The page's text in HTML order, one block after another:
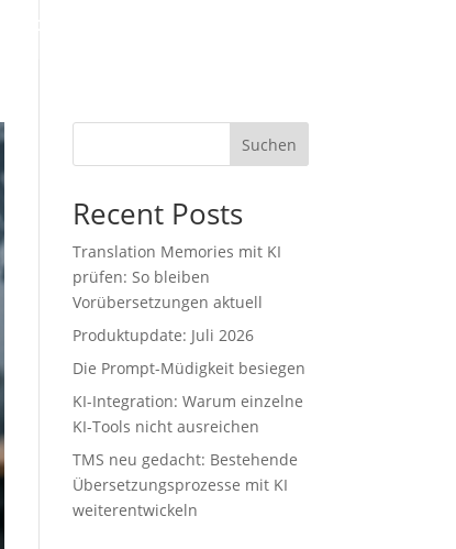
Suchen
Recent Posts
Translation Memories mit KI
prüfen: So bleiben
Vorübersetzungen aktuell
Produktupdate: Juli 2026
Die Prompt-Müdigkeit besiegen
KI-Integration: Warum einzelne
KI-Tools nicht ausreichen
TMS neu gedacht: Bestehende
Übersetzungsprozesse mit KI
weiterentwickeln